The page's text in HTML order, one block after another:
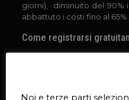
giorni), diminuito del 90%
abbattuto i costi fino al 65%.
Come registrarsi
Noi e terze parti